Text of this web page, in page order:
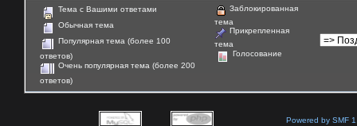
Тема с Вашими ответами
Обычная тема
Популярная тема (более 100
ответов)
Очень популярная тема (более 200
ответов)
Заблокированная
тема
Прикрепленная
тема
Голосование
Powered by SMF